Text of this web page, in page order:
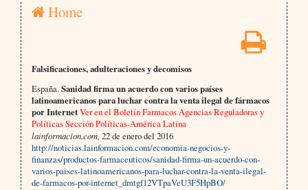
Home
Falsificaciones, adulteraciones y decomisos
España.Sanidad firma un acuerdo con varios países
latinoamericanos para luchar contra la venta ilegal de fármacos
por InternetVer en el Boletín Farmacos Agencias Reguladoras y
Políticas Sección Políticas-América Latina
lainformacion.com, 22 de enero del 2016
http://noticias.lainformacion.com/economia-negocios-y-
finanzas/productos-farmaceuticos/sanidad-firma-un-acuerdo-con-
varios-paises-latinoamericanos-para-luchar-contra-la-venta-ilegal-
de-farmacos-por-internet_dmtgf12VTpaVeU3F5HpBO/